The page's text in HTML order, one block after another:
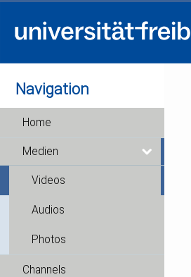
Navigation
Home
Medien
Videos
Audios
Photos
Channels